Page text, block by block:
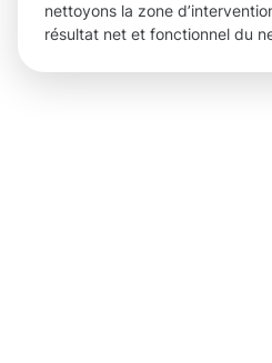
nettoyons la zone
résultat net et fonctionnel du